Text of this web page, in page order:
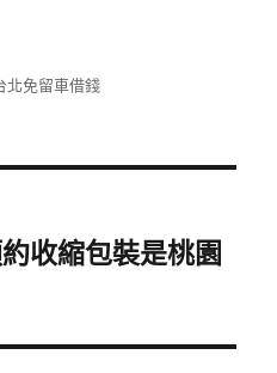
北免留車借錢
收縮包裝是桃園